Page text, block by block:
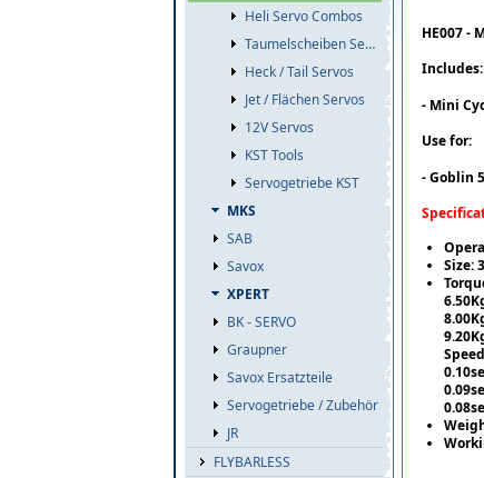
Heli Servo Combos
Taumelscheiben Servos
Heck / Tail Servos
Jet / Flächen Servos
12V Servos
KST Tools
Servogetriebe KST
MKS
SAB
Savox
XPERT
BK - SERVO
Graupner
Savox Ersatzteile
Servogetriebe / Zubehör
JR
FLYBARLESS
HE007 -
Includes:
- Mini
Use for:
- Goblin
Size: